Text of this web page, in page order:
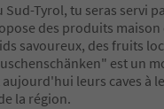
Sud-Tyrol, tu seras servi
des produits
savoureux, des fruits
est un
leurs caves à
la région.